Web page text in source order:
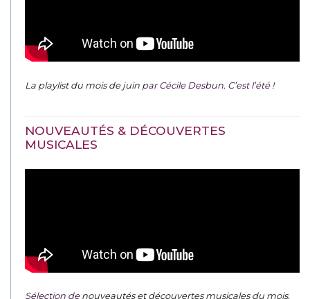
La playlist du mois de juin par Cécile Desbun. C’est l’été !
NOUVEAUTÉS & DÉCOUVERTES
MUSICALES
Sélection denouveautés et découvertes musicales du mois.